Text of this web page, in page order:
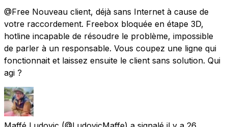
@Free Nouveau client, déjà sans Internet à cause de
votre raccordement. Freebox bloquée en étape 3D,
hotline incapable de résoudre le problème, impossible
de parler à un responsable. Vous coupez une ligne qui
fonctionnait et laissez ensuite le client sans solution. Qui
agi ?